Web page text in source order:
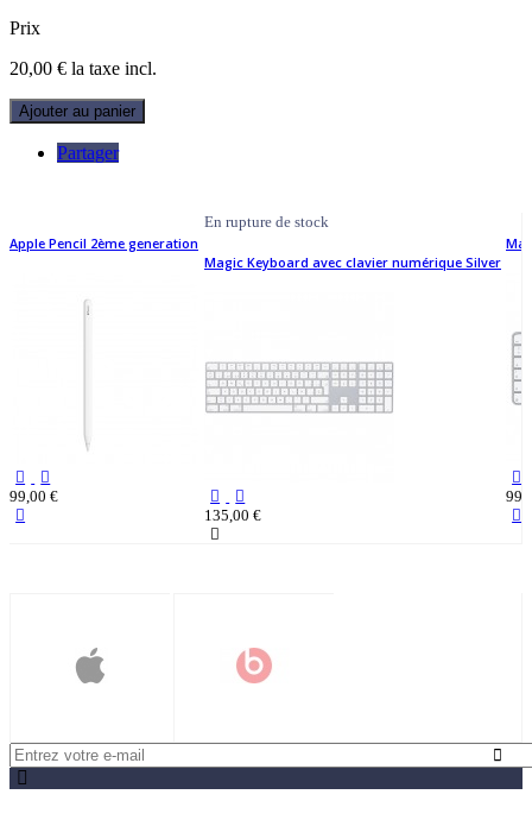
Prix
20,00 € la taxe incl.
Ajouter au panier
Partager
Apple Pencil 2ème generation
99,00 €
En rupture de stock
Magic Keyboard avec clavier numérique Silver
135,00 €